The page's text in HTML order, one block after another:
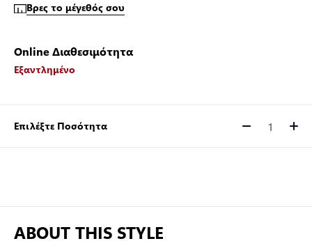
Βρες το μέγεθός σου
Online Διαθεσιμότητα
Εξαντλημένο
Επιλέξτε Ποσότητα Ποσότητα
ABOUT THIS STYLE